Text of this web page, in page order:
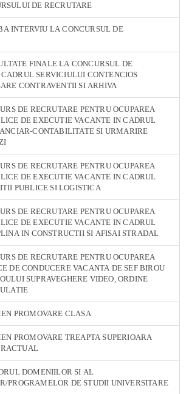
DE RECRUTARE
INTERVIU LA CONCURSUL DE
FINALE LA CONCURSUL DE
SERVICIULUI CONTENCIOS
CONTRAVENTII SI ARHIVA
DE RECRUTARE PENTRU OCUPAREA
DE EXECUTIE VACANTE IN CADRUL
CONTABILITATE SI URMARIRE
DE RECRUTARE PENTRU OCUPAREA
DE EXECUTIE VACANTE IN CADRUL
PUBLICE SI LOGISTICA
DE RECRUTARE PENTRU OCUPAREA
DE EXECUTIE VACANTE IN CADRUL
IN CONSTRUCTII SI AFISAI STRADAL
DE RECRUTARE PENTRU OCUPAREA
DE CONDUCERE VACANTA DE SEF BIROU
SUPRAVEGHERE VIDEO, ORDINE
PROMOVARE CLASA
PROMOVARE TREAPTA SUPERIOARA
DOMENIILOR SI AL
PROGRAMELOR DE STUDII UNIVERSITARE